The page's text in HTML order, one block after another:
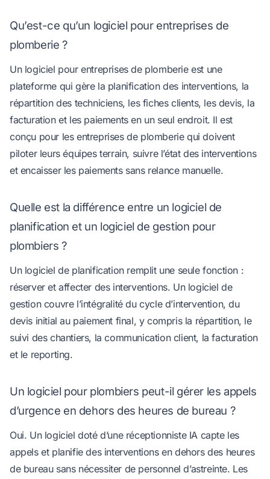
Qu’est-ce qu’un logiciel pour entreprises de
plomberie ?
Un logiciel pour entreprises de plomberie est une
plateforme qui gère la planification des interventions, la
répartition des techniciens, les fiches clients, les devis, la
facturation et les paiements en un seul endroit. Il est
conçu pour les entreprises de plomberie qui doivent
piloter leurs équipes terrain, suivre l’état des interventions
et encaisser les paiements sans relance manuelle.
Quelle est la différence entre un logiciel de
planification et un logiciel de gestion pour
plombiers ?
Un logiciel de planification remplit une seule fonction :
réserver et affecter des interventions. Un logiciel de
gestion couvre l’intégralité du cycle d’intervention, du
devis initial au paiement final, y compris la répartition, le
suivi des chantiers, la communication client, la facturation
et le reporting.
Un logiciel pour plombiers peut-il gérer les appels
d’urgence en dehors des heures de bureau ?
Oui. Un logiciel doté d’une réceptionniste IA capte les
appels et planifie des interventions en dehors des heures
de bureau sans nécessiter de personnel d’astreinte. Les